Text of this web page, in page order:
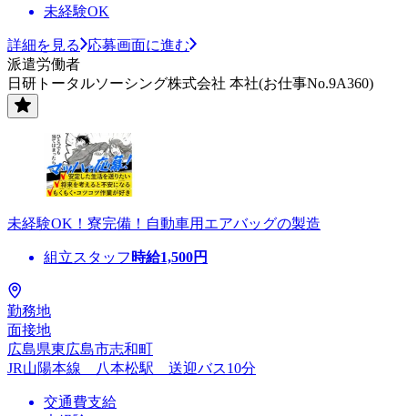
未経験OK
詳細を見る
応募画面に進む
派遣労働者
日研トータルソーシング株式会社 本社(お仕事No.9A360)
未経験OK！寮完備！自動車用エアバッグの製造
組立スタッフ 時給1,500円
勤務地
面接地
広島県東広島市志和町
JR山陽本線 八本松駅 送迎バス10分
交通費支給